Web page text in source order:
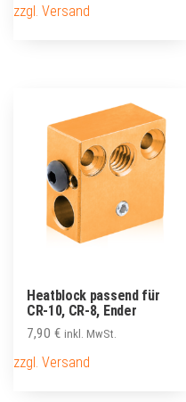
zzgl. Versand
Heatblock passend für
CR-10, CR-8, Ender
7,90 € inkl. MwSt.
zzgl. Versand